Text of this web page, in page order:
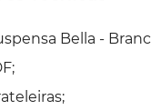
Bella -